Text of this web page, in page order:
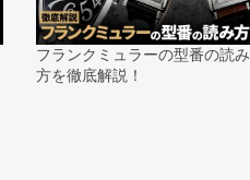
フランクミュラーの型番の読み
方を徹底解説！